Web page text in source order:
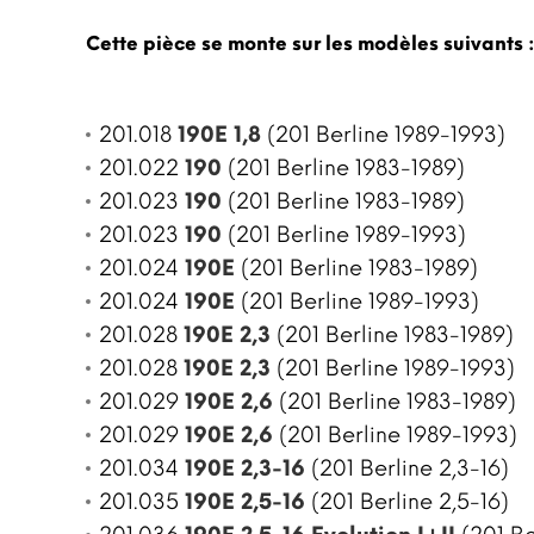
Cette pièce se monte sur les modèles suivants :
201.018 190E 1,8 (201 Berline 1989-1993)
201.022 190 (201 Berline 1983-1989)
201.023 190 (201 Berline 1983-1989)
201.023 190 (201 Berline 1989-1993)
201.024 190E (201 Berline 1983-1989)
201.024 190E (201 Berline 1989-1993)
201.028 190E 2,3 (201 Berline 1983-1989)
201.028 190E 2,3 (201 Berline 1989-1993)
201.029 190E 2,6 (201 Berline 1983-1989)
201.029 190E 2,6 (201 Berline 1989-1993)
201.034 190E 2,3-16 (201 Berline 2,3-16)
201.035 190E 2,5-16 (201 Berline 2,5-16)